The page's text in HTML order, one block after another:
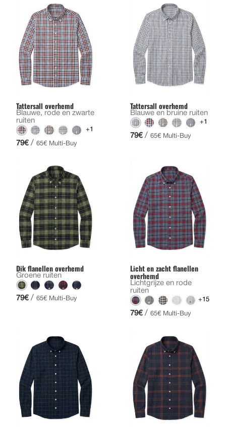
Tattersall overhemd
Blauwe, rode en zwarte
ruiten
+1
79€ / 65€ Multi-Buy
Tattersall overhemd
Blauwe en bruine ruiten
+1
79€ / 65€ Multi-Buy
Dik flanellen overhemd
Groene ruiten
79€ / 65€ Multi-Buy
Licht en zacht flanellen
overhemd
Lichtgrijze en rode
ruiten
+15
79€ / 65€ Multi-Buy